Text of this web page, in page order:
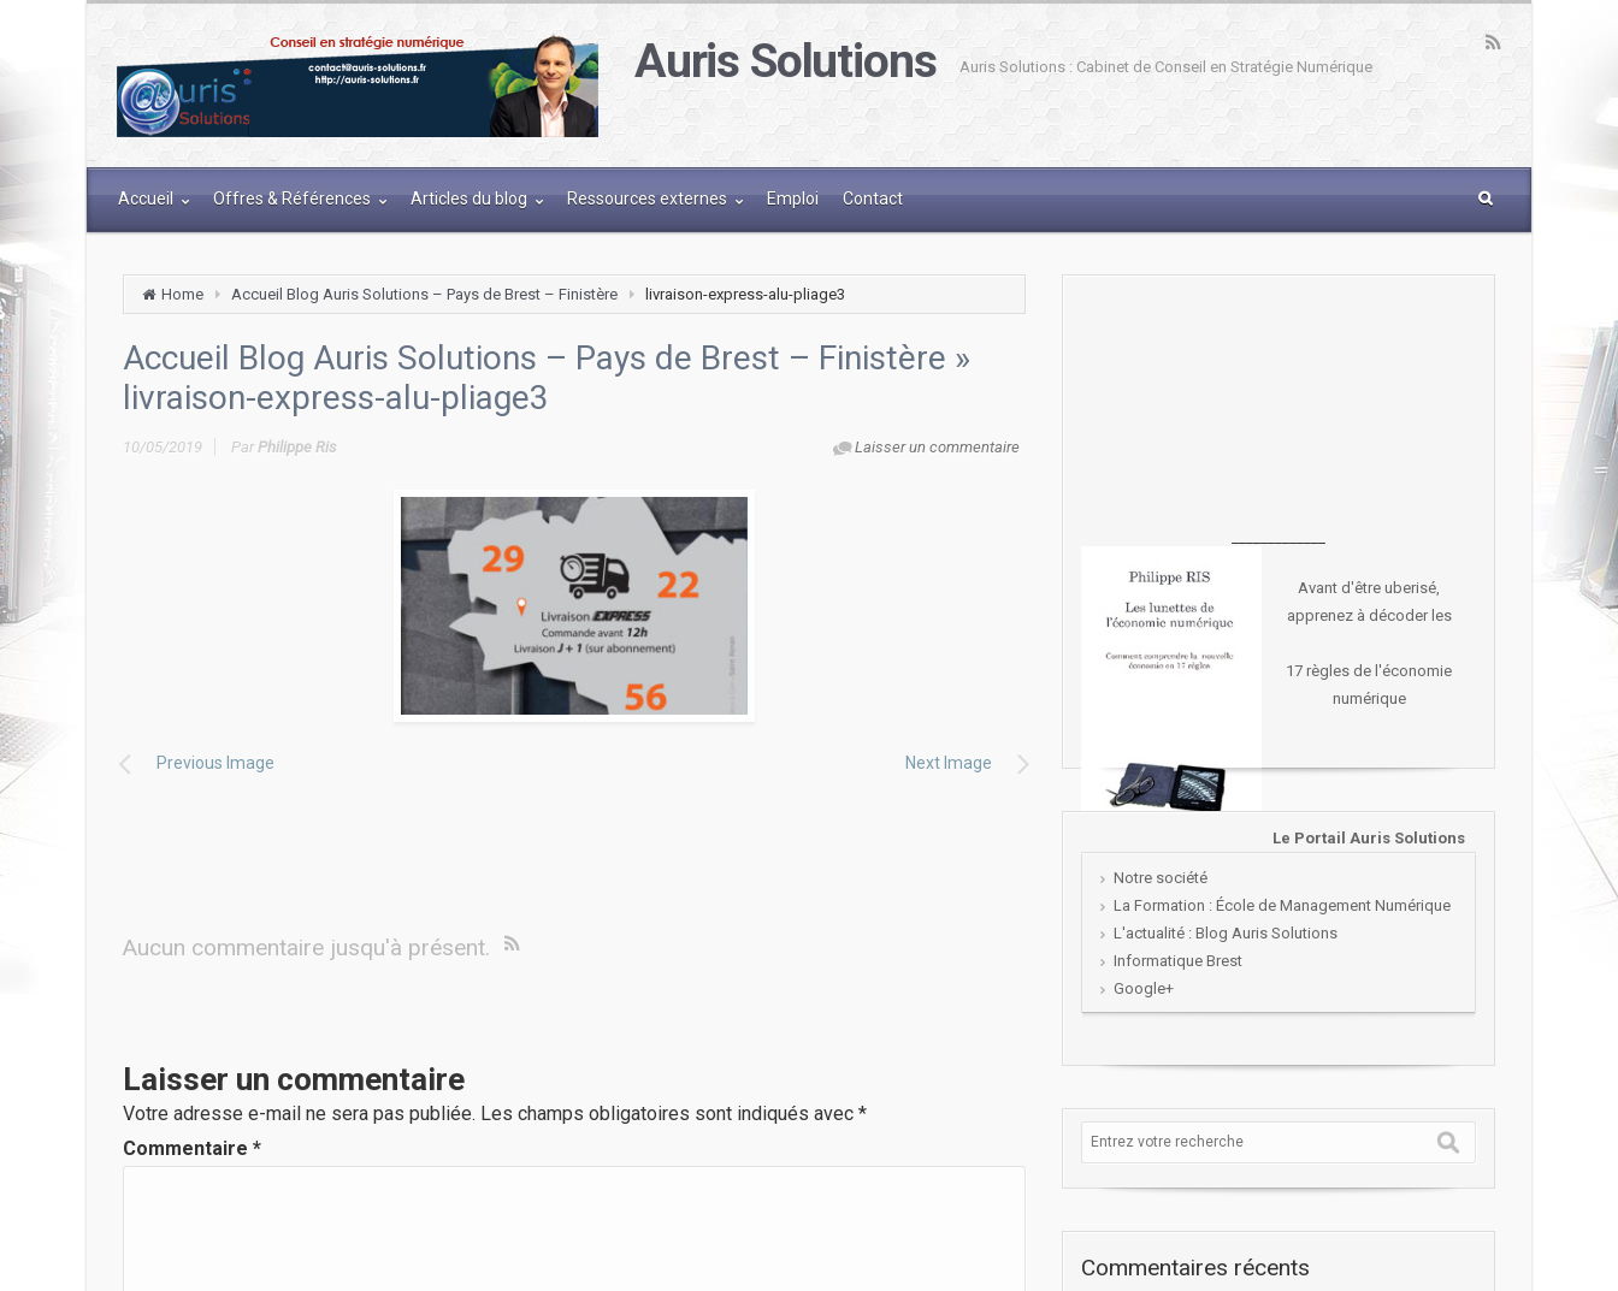
Auris Solutions Auris Solutions : Cabinet de Conseil en Stratégie Numérique
Accueil Offres & Références Articles du blog Ressources externes Emploi Contact
Home Accueil Blog Auris Solutions – Pays de Brest – Finistère livraison-express-alu-pliage3
Accueil Blog Auris Solutions – Pays de Brest – Finistère »
livraison-express-alu-pliage3
10/05/2019 Laisser un commentaire
Par Philippe Ris
Previous Image Next Image
Aucun commentaire jusqu'à présent.
Laisser un commentaire
Votre adresse e-mail ne sera pas publiée. Les champs obligatoires sont indiqués avec *
Commentaire *
Avant d'être uberisé,
apprenez à décoder les
17 règles de l'économie
numérique
Le Portail Auris Solutions
Notre société
La Formation : École de Management Numérique
L'actualité : Blog Auris Solutions
Informatique Brest
Google+
Commentaires récents